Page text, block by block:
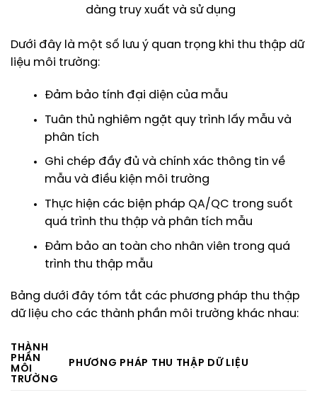
dàng truy xuất và sử dụng
Dưới đây là một số lưu ý quan trọng khi thu thập dữ
liệu môi trường:
Đảm bảo tính đại diện của mẫu
Tuân thủ nghiêm ngặt quy trình lấy mẫu và
phân tích
Ghi chép đầy đủ và chính xác thông tin về
mẫu và điều kiện môi trường
Thực hiện các biện pháp QA/QC trong suốt
quá trình thu thập và phân tích mẫu
Đảm bảo an toàn cho nhân viên trong quá
trình thu thập mẫu
Bảng dưới đây tóm tắt các phương pháp thu thập
dữ liệu cho các thành phần môi trường khác nhau:
THÀNH
PHẦN
MÔI
TRƯỜNG
PHƯƠNG PHÁP THU THẬP DỮ LIỆU